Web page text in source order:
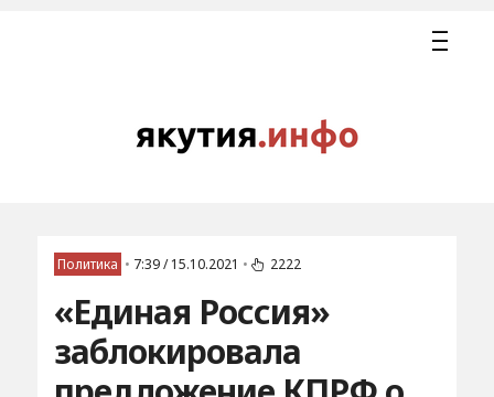
Политика • 7:39 / 15.10.2021 • 2222
«Единая Россия»
заблокировала